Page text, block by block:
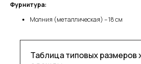
Фурнитура:
Молния (металлическая) – 18 см
Таблица типовых размеров